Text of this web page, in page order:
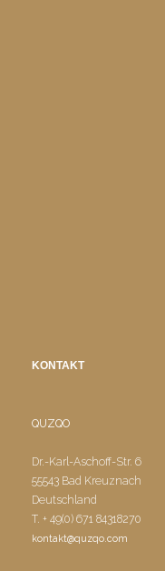
KONTAKT
QUZQO
Dr.-Karl-Aschoff-Str. 6
55543 Bad Kreuznach
Deutschland
T. + 49(0) 671 84318270
kontakt@quzqo.com